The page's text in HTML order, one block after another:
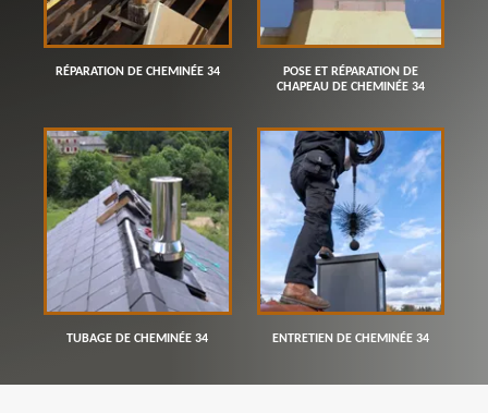
RÉPARATION DE CHEMINÉE 34
POSE ET RÉPARATION DE
CHAPEAU DE CHEMINÉE 34
TUBAGE DE CHEMINÉE 34 ENTRETIEN DE CHEMINÉE 34